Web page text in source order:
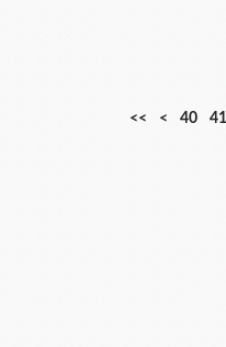
<< <
1
2
3
40 41